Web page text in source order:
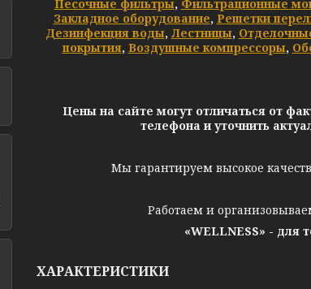
Песочные фильтры, Фильтрационные
Закладное оборудование, Решетки
Дезинфекция воды, Лестницы,
покрытия, Воздушные компрессоры,
Цены на сайте могут отличаться от
телефона и уточнить
Мы гарантируем высокое
Работаем и
«WELLNESS» - для
ХАРАКТЕРИСТИКИ